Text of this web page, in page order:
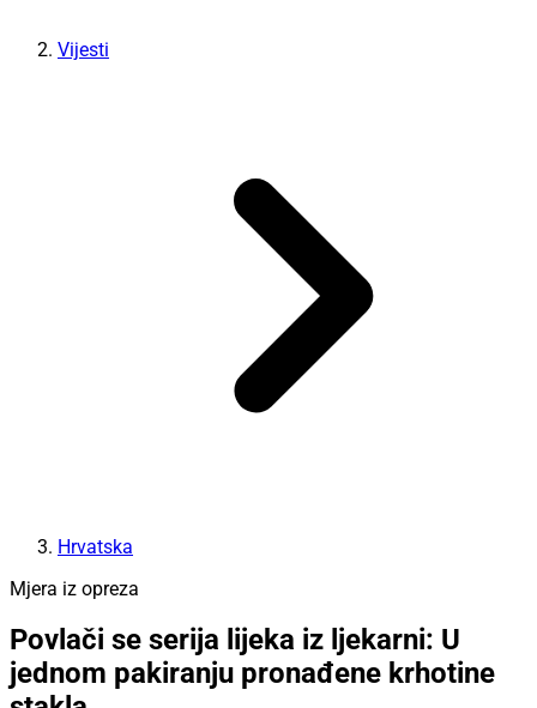
Vijesti
Hrvatska
Mjera iz opreza
Povlači se serija lijeka iz ljekarni: U
jednom pakiranju pronađene krhotine